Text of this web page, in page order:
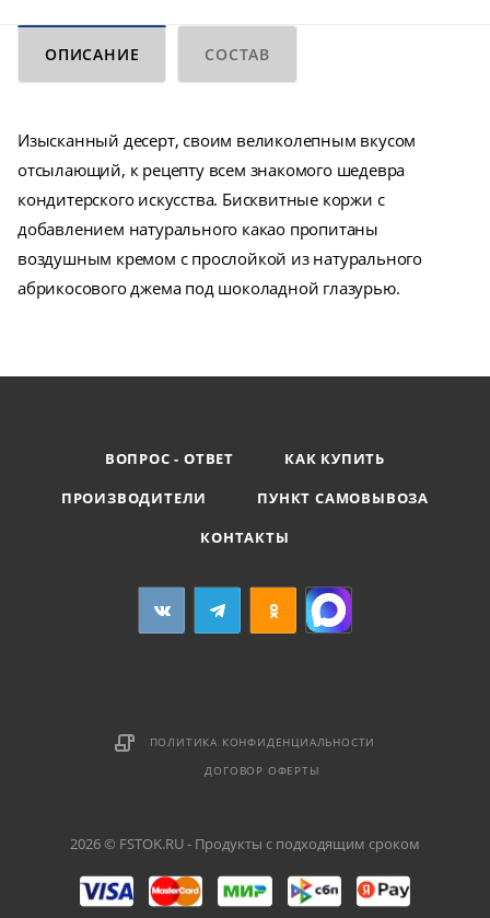
ОПИСАНИЕ СОСТАВ
Изысканный десерт, своим великолепным вкусом
отсылающий, к рецепту всем знакомого шедевра
кондитерского искусства. Бисквитные коржи с
добавлением натурального какао пропитаны
воздушным кремом с прослойкой из натурального
абрикосового джема под шоколадной глазурью.
ВОПРОС - ОТВЕТ
КАК КУПИТЬ
ПРОИЗВОДИТЕЛИ
ПУНКТ САМОВЫВОЗА
КОНТАКТЫ
ПОЛИТИКА КОНФИДЕНЦИАЛЬНОСТИ
ДОГОВОР ОФЕРТЫ
2026 © FSTOK.RU - Продукты с подходящим сроком